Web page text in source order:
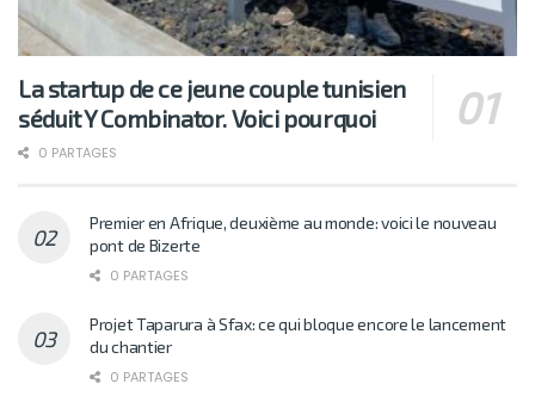
La startup de ce jeune couple tunisien
séduit Y Combinator. Voici pourquoi
0 PARTAGES
Premier en Afrique, deuxième au monde: voici le nouveau
pont de Bizerte
0 PARTAGES
Projet Taparura à Sfax: ce qui bloque encore le lancement
du chantier
0 PARTAGES